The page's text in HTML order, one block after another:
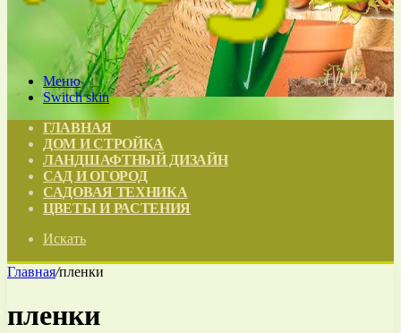
Меню
Switch skin
ГЛАВНАЯ
ДОМ И СТРОЙКА
ЛАНДШАФТНЫЙ ДИЗАЙН
САД И ОГОРОД
САДОВАЯ ТЕХНИКА
ЦВЕТЫ И РАСТЕНИЯ
Искать
Главная/пленки
пленки